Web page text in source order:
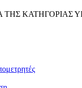
ΚΑΤΗΓΟΡΙΑΣ